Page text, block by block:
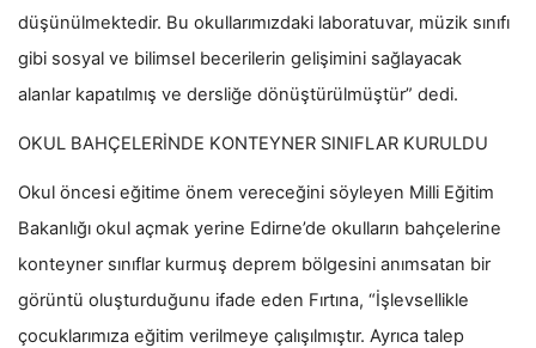
düşünülmektedir. Bu okullarımızdaki laboratuvar, müzik sınıfı
gibi sosyal ve bilimsel becerilerin gelişimini sağlayacak
alanlar kapatılmış ve dersliğe dönüştürülmüştür” dedi.
OKUL BAHÇELERİNDE KONTEYNER SINIFLAR KURULDU
Okul öncesi eğitime önem vereceğini söyleyen Milli Eğitim
Bakanlığı okul açmak yerine Edirne’de okulların bahçelerine
konteyner sınıflar kurmuş deprem bölgesini anımsatan bir
görüntü oluşturduğunu ifade eden Fırtına, “İşlevsellikle
çocuklarımıza eğitim verilmeye çalışılmıştır. Ayrıca talep